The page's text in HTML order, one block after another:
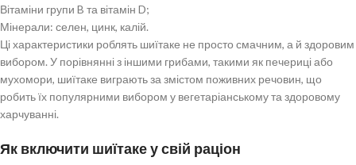
Вітаміни групи B та вітамін D;
Мінерали: селен, цинк, калій.
Ці характеристики роблять шиїтаке не просто смачним, а й здоровим
вибором. У порівнянні з іншими грибами, такими як печериці або
мухомори, шиїтаке виграють за змістом поживних речовин, що
робить їх популярними вибором у вегетаріанському та здоровому
харчуванні.
Як включити шиїтаке у свій раціон